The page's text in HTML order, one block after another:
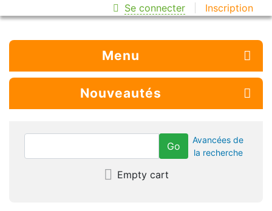
Se connecter Inscription
Menu
Nouveautés
Avancées de
la recherche
Empty cart